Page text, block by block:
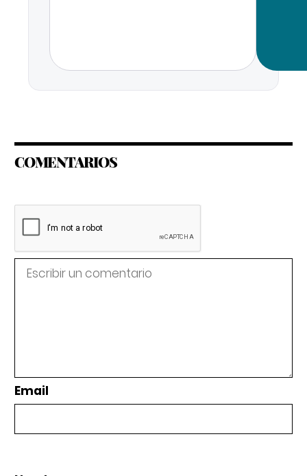
COMENTARIOS
Email